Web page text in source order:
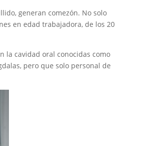
generan comezón. No solo
en edad trabajadora, de los 20
la cavidad oral conocidas como
pero que solo personal de